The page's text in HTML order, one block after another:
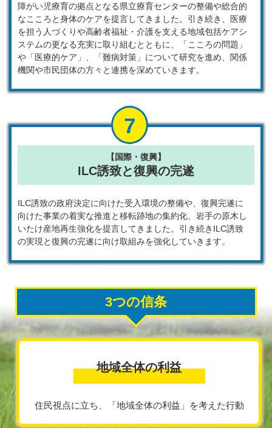
障がい児療育の拠点となる県立療育センターの整備や総合的
なこころと身体のケアを提言してきました。引き続き、医療
を担う人づくりや高齢者福祉・介護を支える地域包括ケアシ
ステムの更なる充実に取り組むとともに、「こころの問題」
や「医療的ケア」、「難病対策」について研究を進め、関係
機関や市民団体の方々と連携を深めていきます。
【国際・復興】
ILC誘致と復興の完遂
ILC誘致の政府決定に向けた受入環境の整備や、復興完遂に
向けた事業の着実な推進と移転跡地の集約化、岩手の原木し
いたけ産地再生強化を提言してきました。引き続きILC誘致
の実現と復興の完遂に向け取組みを強化していきます。
3つの信条
地域全体の利益
住民視点に立ち、「地域全体の利益」 を考えた行動